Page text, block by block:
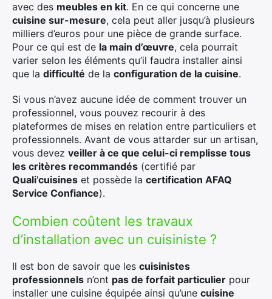
avec des meubles en kit. En ce qui concerne une
cuisine sur-mesure, cela peut aller jusqu’à plusieurs
milliers d’euros pour une pièce de grande surface.
Pour ce qui est de la main d’œuvre, cela pourrait
varier selon les éléments qu’il faudra installer ainsi
que la difficulté de la configuration de la cuisine.
Si vous n’avez aucune idée de comment trouver un
professionnel, vous pouvez recourir à des
plateformes de mises en relation entre particuliers et
professionnels. Avant de vous attarder sur un artisan,
vous devez veiller à ce que celui-ci remplisse tous
les critères recommandés (certifié par
Quali’cuisines et possède la certification AFAQ
Service Confiance).
Combien coûtent les travaux
d’installation avec un cuisiniste ?
Il est bon de savoir que les cuisinistes
professionnels n’ont pas de forfait particulier pour
installer une cuisine équipée ainsi qu’une cuisine